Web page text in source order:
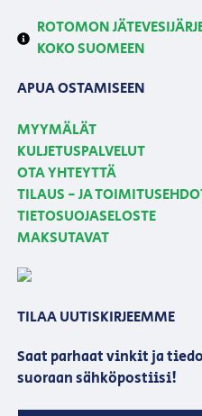
ROTOMON
KOKO SUOMEEN
APUA OSTAMISEEN
MYYMÄLÄT
KULJETUSPALVELUT
OTA YHTEYTTÄ
TILAUS - JA
TIETOSUOJASELOSTE
MAKSUTAVAT
TILAA UUTISKIRJEEMME
Saat parhaat vinkit ja
suoraan sähköpostiisi!